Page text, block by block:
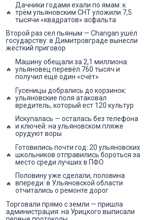
Дачники годами ехали по ямам: к
трём ульяновским СНТ уложили 7,5
тысячи «квадратов» асфальта
Второй раз сел пьяным — Changan ушёл
государству: в Димитровграде вынесли
жёсткий приговор
Машину обещали за 2,1 миллиона:
ульяновец перевёл 760 тысяч и
получил ещё один «счёт»
Гусеницы добрались до корзинок:
ульяновские поля атаковал
вредитель, который ест 120 культур
Искупалась — осталась без телефона
и ключей: на ульяновском пляже
орудуют воры
Готовились почти год: 20 ульяновских
школьников отправились бороться за
место среди лучших в ПФО
Половину уже сделали, половина
впереди: в Ульяновской области
отчитались о ремонте дорог
Торговали прямо с земли — пришла
администрация: на Урицкого выписали